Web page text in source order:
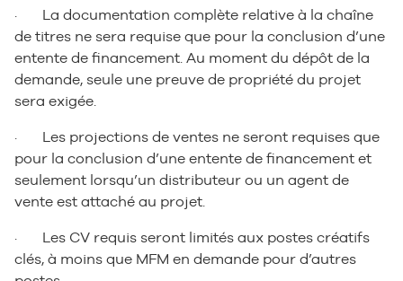
· La documentation complète relative à la chaîne
de titres ne sera requise que pour la conclusion d’une
entente de financement. Au moment du dépôt de la
demande, seule une preuve de propriété du projet
sera exigée.
· Les projections de ventes ne seront requises que
pour la conclusion d’une entente de financement et
seulement lorsqu’un distributeur ou un agent de
vente est attaché au projet.
· Les CV requis seront limités aux postes créatifs
clés, à moins que MFM en demande pour d’autres